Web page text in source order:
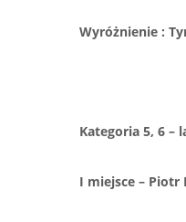
Wyróżnienie :
Kategoria 5, 6 –
I miejsce – Piotr